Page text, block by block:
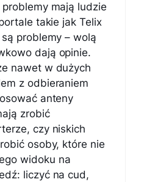
mają ludzie
takie jak Telix
problemy – wolą
dają opinie.
nawet w dużych
z odbieraniem
anteny
zrobić
czy niskich
osoby, które nie
widoku na
liczyć na cud,